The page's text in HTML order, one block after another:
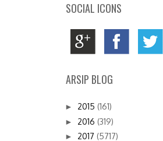
SOCIAL ICONS
ARSIP BLOG
► 2015 (161)
► 2016 (319)
► 2017 (5717)